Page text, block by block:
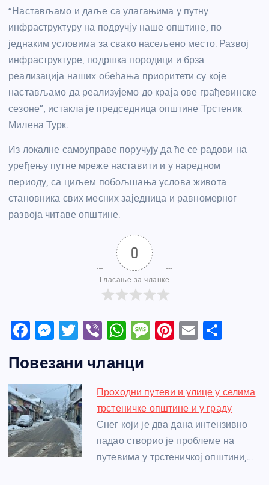
“Настављамо и даље са улагањима у путну
инфраструктуру на подручју наше општине, по
једнаким условима за свако насељено место. Развој
инфраструктуре, подршка породици и брза
реализација наших обећања приоритети су које
настављамо да реализујемо до краја ове грађевинске
сезоне”, истакла је председница општине Трстеник
Милена Турк.
Из локалне самоуправе поручују да ће се радови на
уређењу путне мреже наставити и у наредном
периоду, са циљем побољшања услова живота
становника свих месних заједница и равномерног
развоја читаве општине.
0
Гласање за чланке
F
c
e
b
o
o
k
M
ss
e
n
g
er
T
itt
er
Vi
er
W
at
s
A
p
p
M
a
g
e
Pi
e
st
E
e
Повезани чланци
Проходни путеви и улице у селима
трстеничке општине и у граду
Снег који је два дана интензивно
падао створио је проблеме на
путевима у трстеничкој општини,…